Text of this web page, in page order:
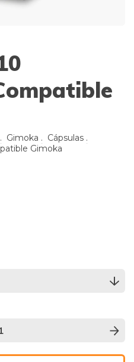
. Gimoka . Cápsulas .
Gimoka